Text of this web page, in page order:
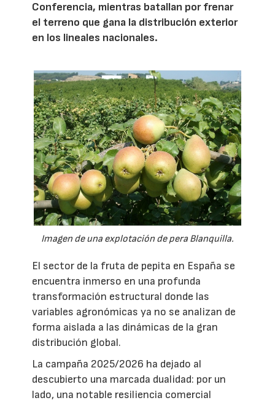
Conferencia, mientras batallan por frenar
el terreno que gana la distribución exterior
en los lineales nacionales.
Imagen de una explotación de pera Blanquilla.
El sector de la fruta de pepita en España se
encuentra inmerso en una profunda
transformación estructural donde las
variables agronómicas ya no se analizan de
forma aislada a las dinámicas de la gran
distribución global.
La campaña 2025/2026 ha dejado al
descubierto una marcada dualidad: por un
lado, una notable resiliencia comercial